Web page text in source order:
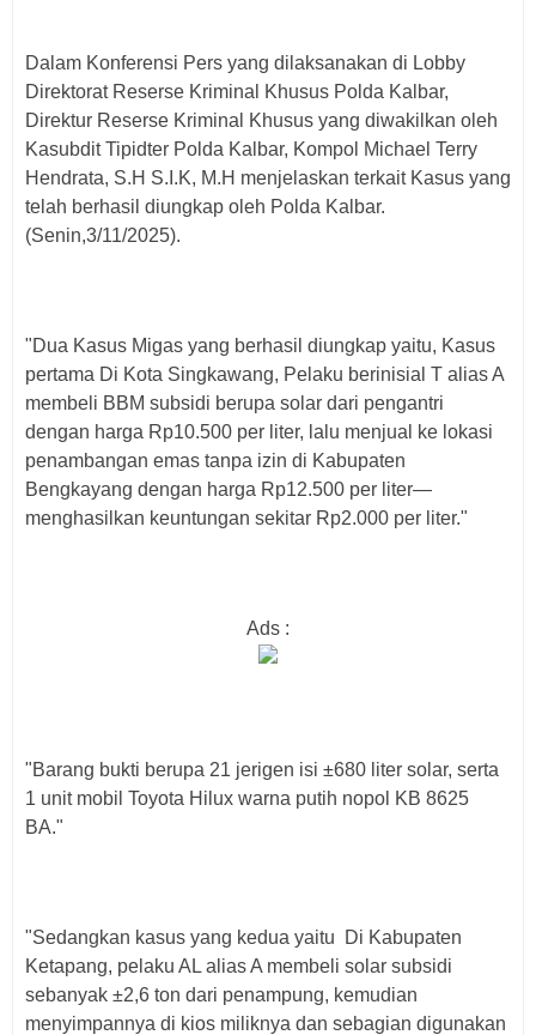
Dalam Konferensi Pers yang dilaksanakan di Lobby
Direktorat Reserse Kriminal Khusus Polda Kalbar,
Direktur Reserse Kriminal Khusus yang diwakilkan oleh
Kasubdit Tipidter Polda Kalbar, Kompol Michael Terry
Hendrata, S.H S.I.K, M.H menjelaskan terkait Kasus yang
telah berhasil diungkap oleh Polda Kalbar.
(Senin,3/11/2025).
"Dua Kasus Migas yang berhasil diungkap yaitu, Kasus
pertama Di Kota Singkawang, Pelaku berinisial T alias A
membeli BBM subsidi berupa solar dari pengantri
dengan harga Rp10.500 per liter, lalu menjual ke lokasi
penambangan emas tanpa izin di Kabupaten
Bengkayang dengan harga Rp12.500 per liter—
menghasilkan keuntungan sekitar Rp2.000 per liter."
Ads :
"Barang bukti berupa 21 jerigen isi ±680 liter solar, serta
1 unit mobil Toyota Hilux warna putih nopol KB 8625
BA."
"Sedangkan kasus yang kedua yaitu Di Kabupaten
Ketapang, pelaku AL alias A membeli solar subsidi
sebanyak ±2,6 ton dari penampung, kemudian
menyimpannya di kios miliknya dan sebagian digunakan